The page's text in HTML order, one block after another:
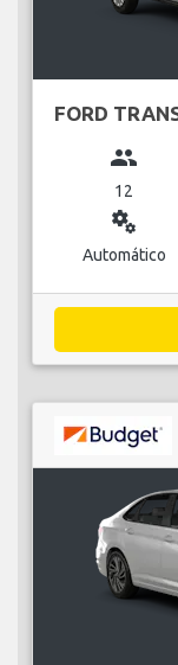
FORD
group
12
miscellaneous_services
Automático